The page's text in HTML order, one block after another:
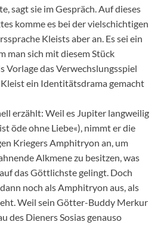
sagt sie im Gespräch. Auf dieses
komme es bei der vielschichtigen
Kleists aber an. Es sei ein
man sich mit diesem Stück
Vorlage das Verwechslungsspiel
ein Identitätsdrama gemacht
erzählt: Weil es Jupiter langweilig
öde ohne Liebe«), nimmt er die
Kriegers Amphitryon an, um
Alkmene zu besitzen, was
das Göttlichste gelingt. Doch
noch als Amphitryon aus, als
Weil sein Götter-Buddy Merkur
des Dieners Sosias genauso